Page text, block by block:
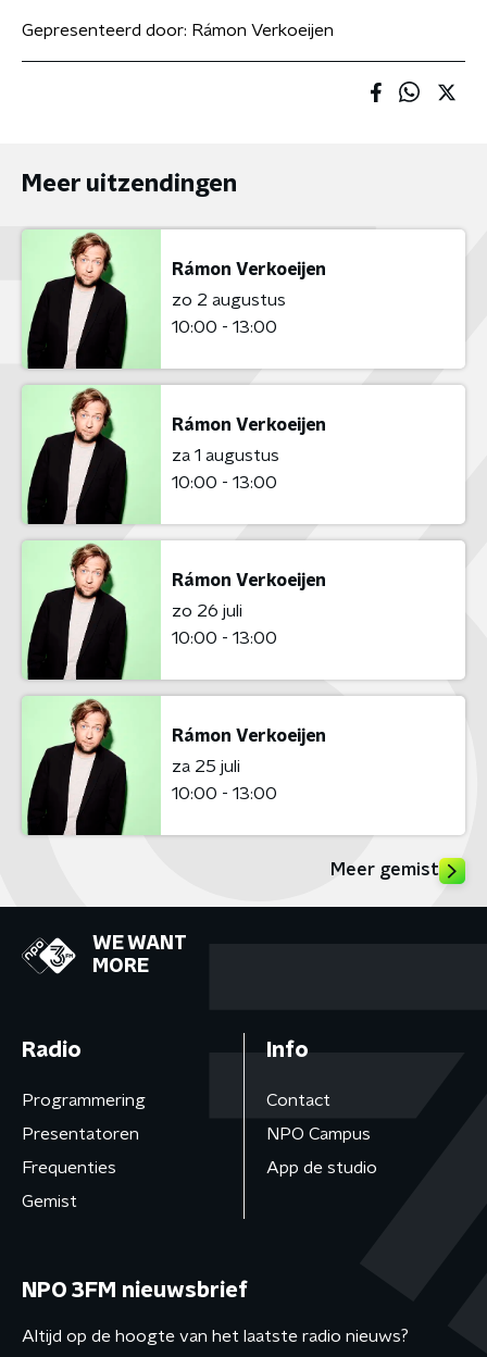
Gepresenteerd door: Rámon Verkoeijen
Meer uitzendingen
Rámon Verkoeijen
zo 2 augustus
10:00 - 13:00
Rámon Verkoeijen
za 1 augustus
10:00 - 13:00
Rámon Verkoeijen
zo 26 juli
10:00 - 13:00
Rámon Verkoeijen
za 25 juli
10:00 - 13:00
Meer gemist
WE WANT
MORE
Radio
Programmering
Presentatoren
Frequenties
Gemist
Info
Contact
NPO Campus
App de studio
NPO 3FM nieuwsbrief
Altijd op de hoogte van het laatste radio nieuws?